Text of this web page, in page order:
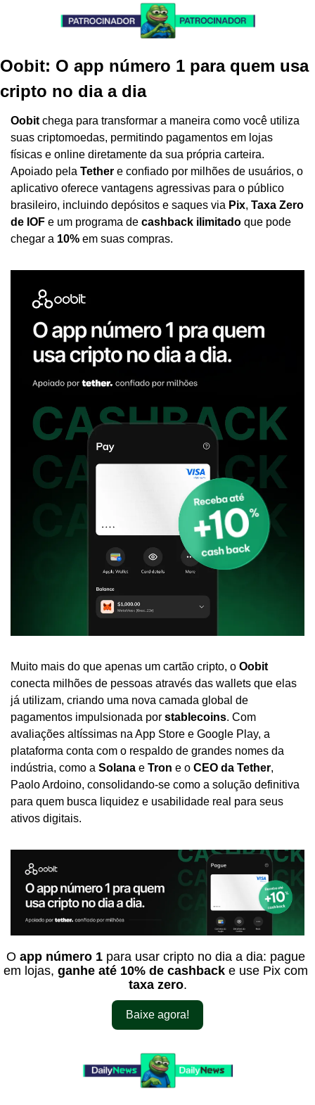
Oobit: O app número 1 para quem usa
cripto no dia a dia
Oobit chega para transformar a maneira como você utiliza
suas criptomoedas, permitindo pagamentos em lojas
físicas e online diretamente da sua própria carteira.
Apoiado pela Tether e confiado por milhões de usuários, o
aplicativo oferece vantagens agressivas para o público
brasileiro, incluindo depósitos e saques via Pix, Taxa Zero
de IOF e um programa de cashback ilimitado que pode
chegar a 10% em suas compras.
Muito mais do que apenas um cartão cripto, o
conecta milhões de pessoas através das wallets que elas
já utilizam, criando uma nova camada global de
pagamentos impulsionada por stablecoins. Com
avaliações altíssimas na App Store e Google Play, a
plataforma conta com o respaldo de grandes nomes da
indústria, como a Solana e Tron e o CEO da Tether,
Paolo Ardoino, consolidando-se como a solução definitiva
para quem busca liquidez e usabilidade real para seus
ativos digitais.
O app número 1 para usar cripto no dia a dia: pague
em lojas, ganhe até 10% de cashback
taxa zero.
Baixe agora!